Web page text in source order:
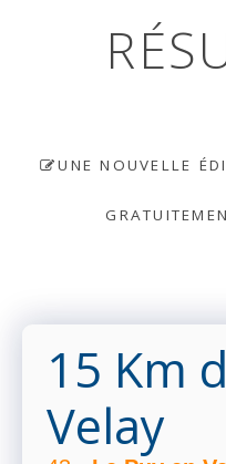
UNE NOUVELLE
15 Km
Velay